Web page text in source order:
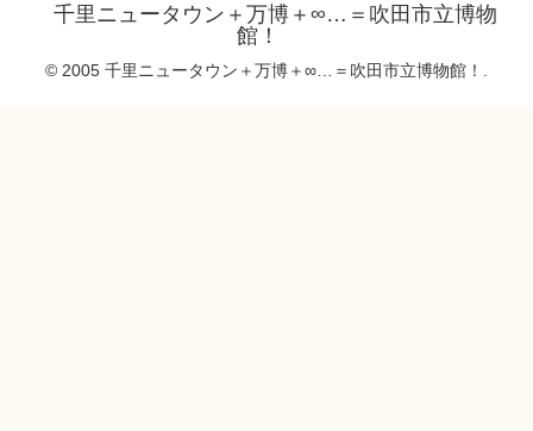
千里ニュータウン＋万博＋∞…＝吹田市立博物
館！
© 2005 千里ニュータウン＋万博＋∞…＝吹田市立博物館！.